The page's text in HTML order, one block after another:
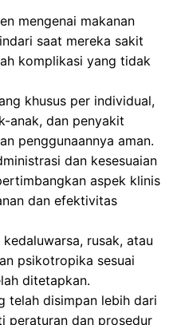
mengenai makanan
saat mereka sakit
komplikasi yang tidak
khusus per individual,
anak, dan penyakit
penggunaannya aman.
dan kesesuaian
aspek klinis
dan efektivitas
rusak, atau
psikotropika sesuai
ditetapkan.
telah disimpan lebih dari
peraturan dan prosedur